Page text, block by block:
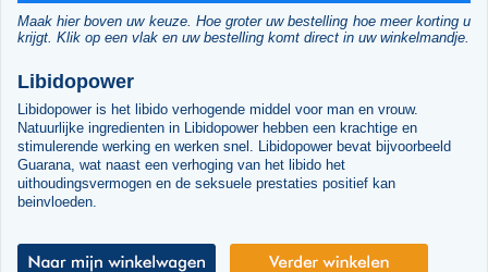
Maak hier boven uw keuze. Hoe groter uw bestelling hoe meer korting u
krijgt. Klik op een vlak en uw bestelling komt direct in uw winkelmandje.
Libidopower
Libidopower is het libido verhogende middel voor man en vrouw.
Natuurlijke ingredienten in Libidopower hebben een krachtige en
stimulerende werking en werken snel. Libidopower bevat bijvoorbeeld
Guarana, wat naast een verhoging van het libido het
uithoudingsvermogen en de seksuele prestaties positief kan
beinvloeden.